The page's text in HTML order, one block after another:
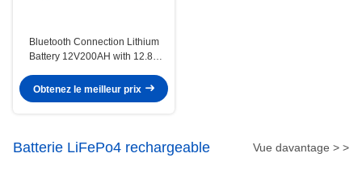
Bluetooth Connection Lithium
Battery 12V200AH with 12.8V
Charge Current and 0-60C
Charge Temperature
Obtenez le meilleur prix
Batterie LiFePo4 rechargeable Vue davantage > >